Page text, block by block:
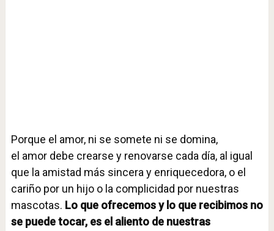
Porque el amor, ni se somete ni se domina,
el amor debe crearse y renovarse cada día, al igual
que la amistad más sincera y enriquecedora, o el
cariño por un hijo o la complicidad por nuestras
mascotas. Lo que ofrecemos y lo que recibimos no
se puede tocar, es el aliento de nuestras